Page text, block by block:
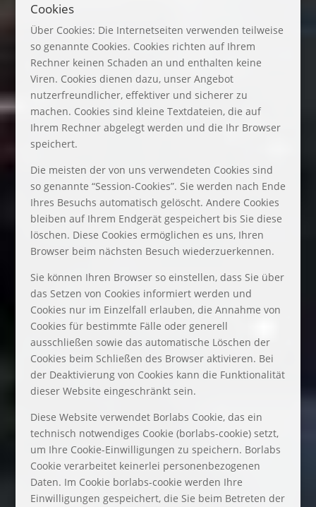
Cookies
Über Cookies: Die Internetseiten verwenden teilweise
so genannte Cookies. Cookies richten auf Ihrem
Rechner keinen Schaden an und enthalten keine
Viren. Cookies dienen dazu, unser Angebot
nutzerfreundlicher, effektiver und sicherer zu
machen. Cookies sind kleine Textdateien, die auf
Ihrem Rechner abgelegt werden und die Ihr Browser
speichert.
Die meisten der von uns verwendeten Cookies sind
so genannte “Session-Cookies”. Sie werden nach Ende
Ihres Besuchs automatisch gelöscht. Andere Cookies
bleiben auf Ihrem Endgerät gespeichert bis Sie diese
löschen. Diese Cookies ermöglichen es uns, Ihren
Browser beim nächsten Besuch wiederzuerkennen.
Sie können Ihren Browser so einstellen, dass Sie über
das Setzen von Cookies informiert werden und
Cookies nur im Einzelfall erlauben, die Annahme von
Cookies für bestimmte Fälle oder generell
ausschließen sowie das automatische Löschen der
Cookies beim Schließen des Browser aktivieren. Bei
der Deaktivierung von Cookies kann die Funktionalität
dieser Website eingeschränkt sein.
Diese Website verwendet Borlabs Cookie, das ein
technisch notwendiges Cookie (borlabs-cookie) setzt,
um Ihre Cookie-Einwilligungen zu speichern. Borlabs
Cookie verarbeitet keinerlei personenbezogenen
Daten. Im Cookie borlabs-cookie werden Ihre
Einwilligungen gespeichert, die Sie beim Betreten der